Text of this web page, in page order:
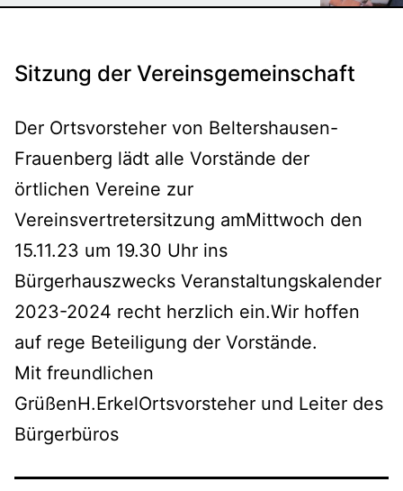
Sitzung der Vereinsgemeinschaft
Der Ortsvorsteher von Beltershausen-
Frauenberg lädt alle Vorstände der
örtlichen Vereine zur
Vereinsvertretersitzung amMittwoch den
15.11.23 um 19.30 Uhr ins
Bürgerhauszwecks Veranstaltungskalender
2023-2024 recht herzlich ein.Wir hoffen
auf rege Beteiligung der Vorstände.
Mit freundlichen
GrüßenH.ErkelOrtsvorsteher und Leiter des
Bürgerbüros